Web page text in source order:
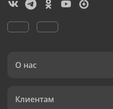
О нас
Клиентам